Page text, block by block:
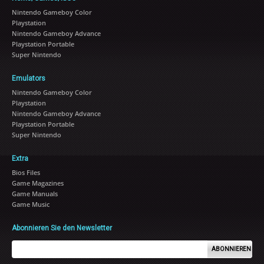
Nintendo Gameboy Color
Playstation
Nintendo Gameboy Advance
Playstation Portable
Super Nintendo
Emulators
Nintendo Gameboy Color
Playstation
Nintendo Gameboy Advance
Playstation Portable
Super Nintendo
Extra
Bios Files
Game Magazines
Game Manuals
Game Music
Abonnieren Sie den Newsletter
ABONNIEREN